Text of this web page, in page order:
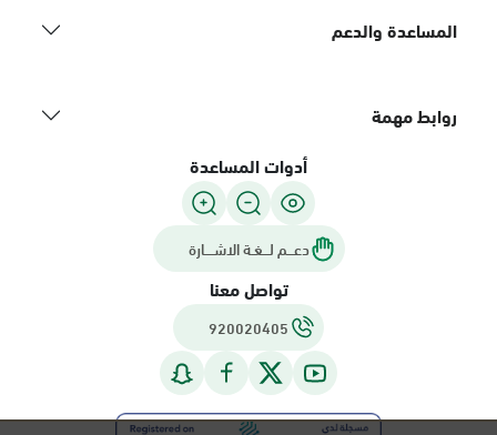
المساعدة والدعم
روابط مهمة
أدوات المساعدة
دعـــم لـــغـة الاشــــارة
تواصل معنا
920020405